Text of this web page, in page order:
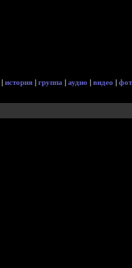
| история | группа | аудио | видео |